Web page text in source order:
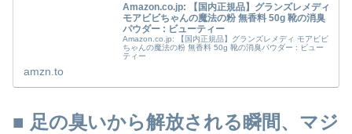
Amazon.co.jp: 【国内正規品】グランズレメディ
モアビビちゃんの魔法の粉 無香料 50g 靴の消臭
パウダー : ビューティー
Amazon.co.jp: 【国内正規品】グランズレメディ モアビビ
ちゃんの魔法の粉 無香料 50g 靴の消臭パウダー : ビュー
ティー
amzn.to
■ 足の臭いから解放される瞬間、マジ